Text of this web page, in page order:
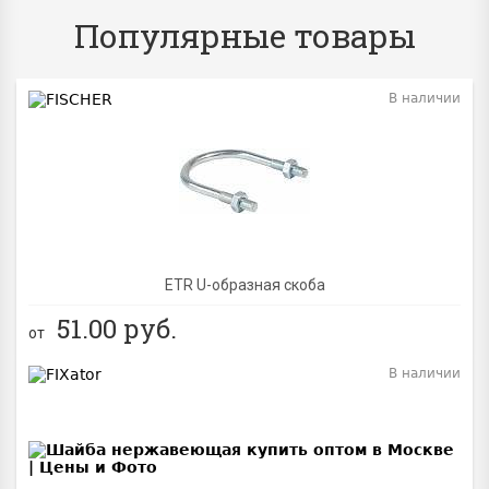
Популярные товары
ETR U-образная скоба
В наличии
от 51.00 руб.
В наличии